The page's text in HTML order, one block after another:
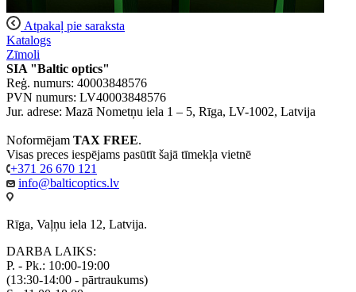
Atpakaļ pie saraksta
Katalogs
Zīmoli
SIA "Baltic optics"
Reģ. numurs: 40003848576
PVN numurs: LV40003848576
Jur. adrese: Mazā Nometņu iela 1 – 5, Rīga, LV-1002, Latvija
Noformējam TAX FREE.
Visas preces iespējams pasūtīt šajā tīmekļa vietnē
+371 26 670 121
info@balticoptics.lv
Rīga, Vaļņu iela 12, Latvija.
DARBA LAIKS:
P. - Pk.: 10:00-19:00
(13:30-14:00 - pārtraukums)